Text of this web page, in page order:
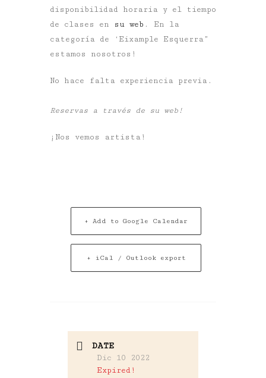
disponibilidad horaria y el tiempo
de clases en
su web . En la
categoría de ‘Eixample Esquerra”
estamos nosotros!
No hace falta experiencia previa.
Reservas a través de su web!
¡Nos vemos artista!
+ Add to Google Calendar
+ iCal / Outlook export
DATE
Dic 10 2022
Expired!